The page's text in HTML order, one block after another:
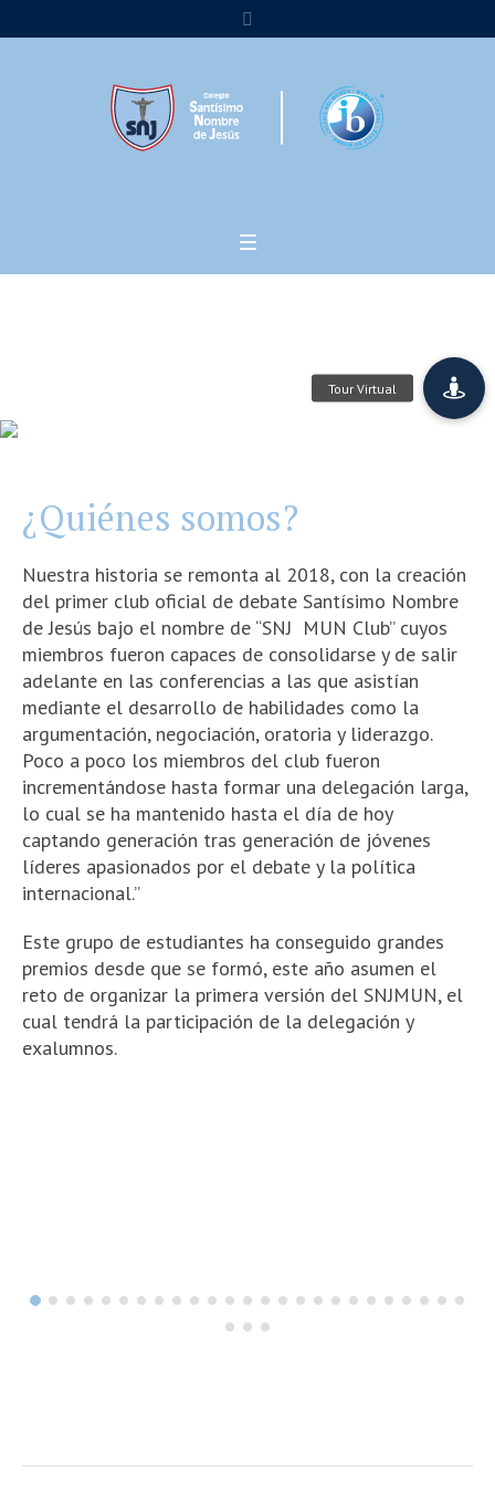
SNJ MUN
¿Quiénes somos?
Nuestra historia se remonta al 2018, con la creación
del primer club oficial de debate Santísimo Nombre
de Jesús bajo el nombre de “SNJ MUN Club” cuyos
miembros fueron capaces de consolidarse y de salir
adelante en las conferencias a las que asistían
mediante el desarrollo de habilidades como la
argumentación, negociación, oratoria y liderazgo.
Poco a poco los miembros del club fueron
incrementándose hasta formar una delegación larga,
lo cual se ha mantenido hasta el día de hoy
captando generación tras generación de jóvenes
líderes apasionados por el debate y la política
internacional.”
Este grupo de estudiantes ha conseguido grandes
premios desde que se formó, este año asumen el
reto de organizar la primera versión del SNJMUN, el
cual tendrá la participación de la delegación y
exalumnos.